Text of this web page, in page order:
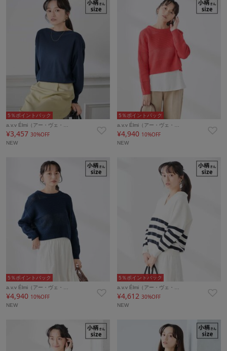
5％ポイントバック
a.v.v Élmi（アー・ヴェ・…
¥3,457 30%OFF
NEW
5％ポイントバック
a.v.v Élmi（アー・ヴェ・…
¥4,940 10%OFF
NEW
5％ポイントバック
a.v.v Élmi（アー・ヴェ・…
¥4,940 10%OFF
NEW
5％ポイントバック
a.v.v Élmi（アー・ヴェ・…
¥4,61230%OFF
NEW